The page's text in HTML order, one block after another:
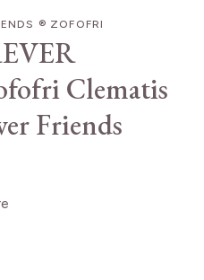
® ZOFOFRI
Clematis
Friends